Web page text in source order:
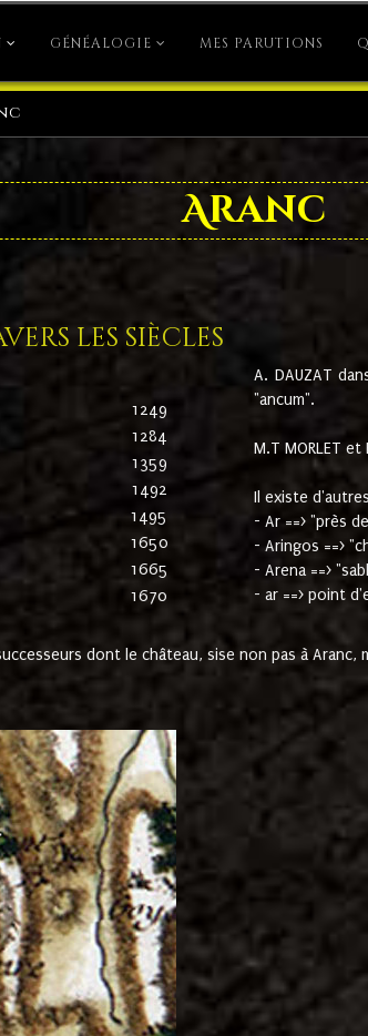
GÉNÉALOGIE MES PARUTIONS
Aranc
les siècles
1249
1284
1359
1492
1495
1650
1665
1670
A. DAUZAT
"ancum".
M.T MORLET
Il existe
- Ar ==> "près
- Aringos ==>
- Arena ==>
- ar ==> point
dont le château, sise non pas à